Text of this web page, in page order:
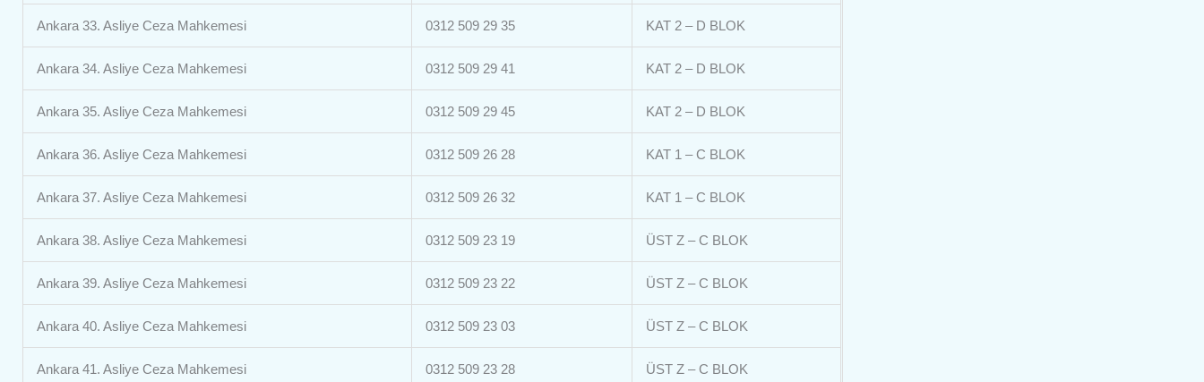
Ankara 33. Asliye Ceza Mahkemesi 0312 509 29 35 KAT 2 – D BLOK
Ankara 34. Asliye Ceza Mahkemesi 0312 509 29 41 KAT 2 – D BLOK
Ankara 35. Asliye Ceza Mahkemesi 0312 509 29 45 KAT 2 – D BLOK
Ankara 36. Asliye Ceza Mahkemesi 0312 509 26 28 KAT 1 – C BLOK
Ankara 37. Asliye Ceza Mahkemesi 0312 509 26 32 KAT 1 – C BLOK
Ankara 38. Asliye Ceza Mahkemesi 0312 509 23 19 ÜST Z – C BLOK
Ankara 39. Asliye Ceza Mahkemesi 0312 509 23 22 ÜST Z – C BLOK
Ankara 40. Asliye Ceza Mahkemesi 0312 509 23 03 ÜST Z – C BLOK
Ankara 41. Asliye Ceza Mahkemesi 0312 509 23 28 ÜST Z – C BLOK